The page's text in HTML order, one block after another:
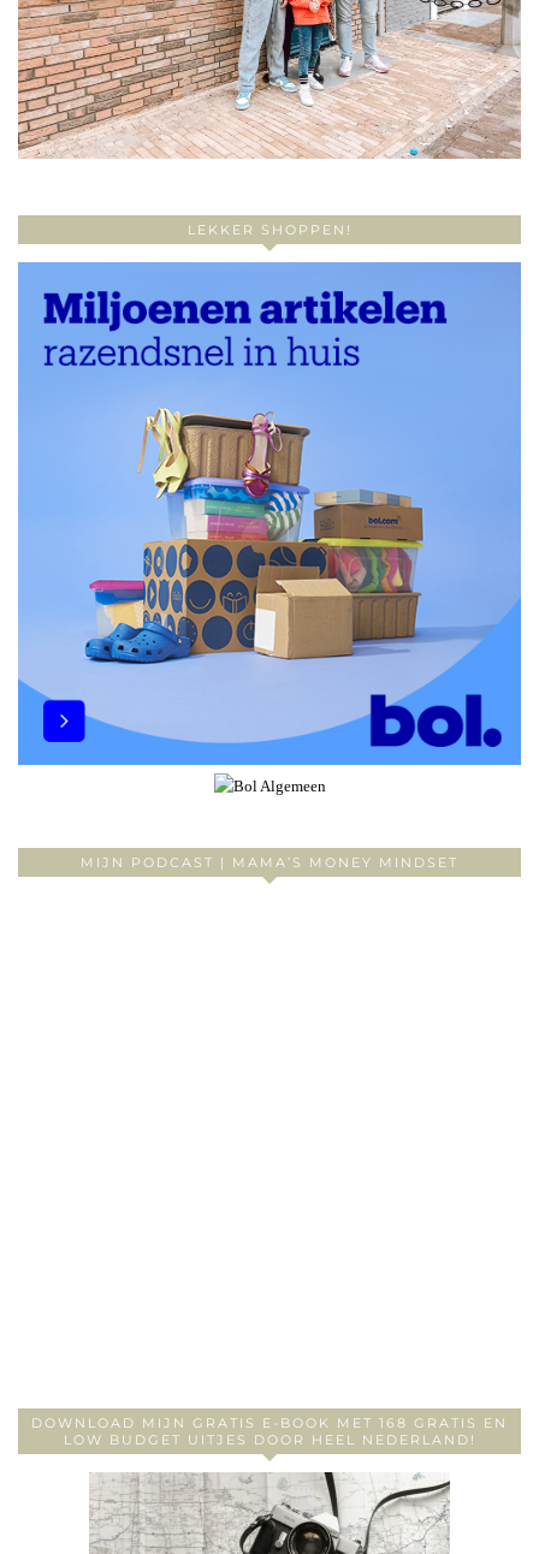
LEKKER SHOPPEN!
MIJN PODCAST | MAMA’S MONEY MINDSET
DOWNLOAD MIJN GRATIS E-BOOK MET 168 GRATIS EN
LOW BUDGET UITJES DOOR HEEL NEDERLAND!